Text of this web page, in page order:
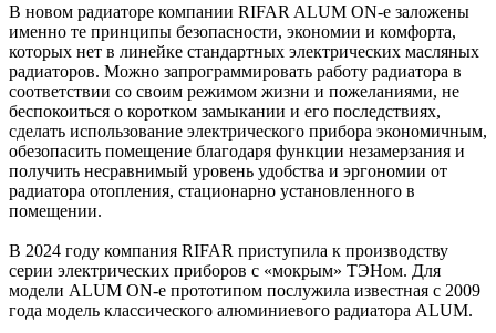
В новом радиаторе компании RIFAR ALUM ON-е заложены
именно те принципы безопасности, экономии и комфорта,
которых нет в линейке стандартных электрических масляных
радиаторов. Можно запрограммировать работу радиатора в
соответствии со своим режимом жизни и пожеланиями, не
беспокоиться о коротком замыкании и его последствиях,
сделать использование электрического прибора экономичным,
обезопасить помещение благодаря функции незамерзания и
получить несравнимый уровень удобства и эргономии от
радиатора отопления, стационарно установленного в
помещении.
В 2024 году компания RIFAR приступила к производству
серии электрических приборов с «мокрым» ТЭНом. Для
модели ALUM ON-e прототипом послужила известная с 2009
года модель классического алюминиевого радиатора ALUM.